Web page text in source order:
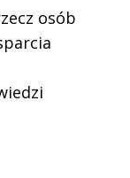
osób